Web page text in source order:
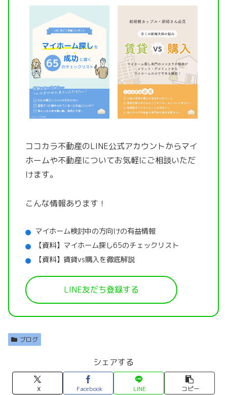
ココカラ不動産のLINE公式アカウントからマイ
ホームや不動産についてお気軽にご相談いただ
けます。
こんな情報あります！
マイホーム検討中の方向けの有益情報
【資料】マイホーム探し65のチェックリスト
【資料】賃貸vs購入を徹底解説
LINE友だち登録する
ブログ
シェアする
X Facebook LINE コピー